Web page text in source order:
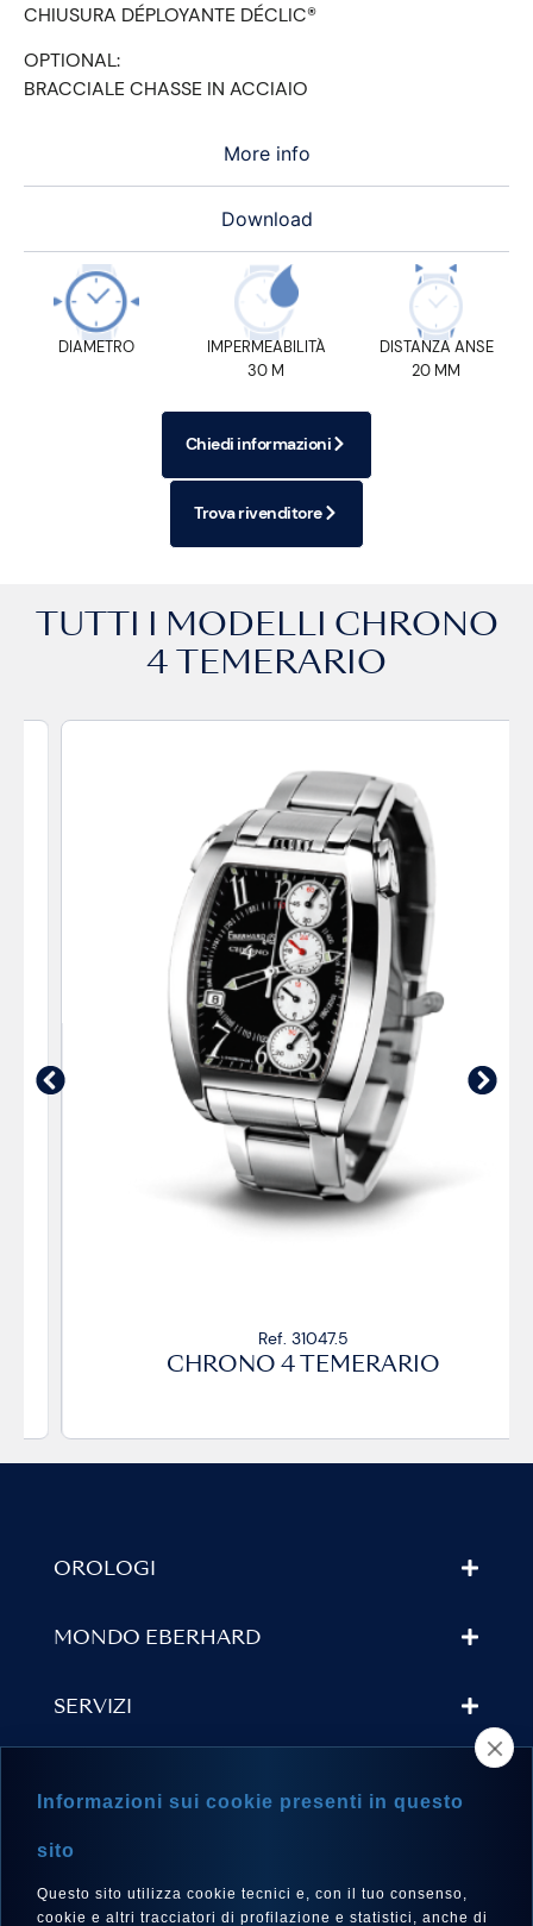
More info
Download
CHIUSURA DÉPLOYANTE DÉCLIC®
OPTIONAL:
BRACCIALE CHASSE IN ACCIAIO
DIAMETRO
IMPERMEABILITÀ
30 M
DISTANZA ANSE
20 MM
Chiedi informazioni
Trova rivenditore
TUTTI I MODELLI CHRONO
4 TEMERARIO
Ref. 31047.5
CHRONO 4 TEMERARIO
OROLOGI
MONDO EBERHARD
SERVIZI
Informazioni sui cookie presenti in questo
sito
Questo sito utilizza cookie tecnici e, con il tuo consenso,
cookie e altri tracciatori di profilazione e statistici, anche di